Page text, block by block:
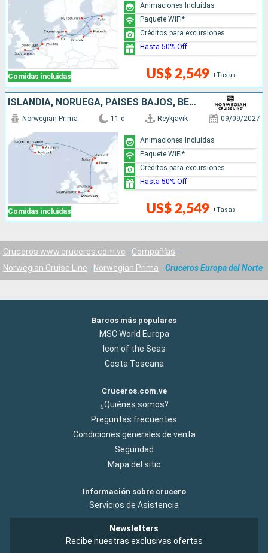
Comidas incluidas US$ 2,549 +Tasas
Animaciones Incluidas
Paquete WiFi*
Créditos para excursiones
Hasta 50% Off
ISLANDIA, NORUEGA, PAISES BAJOS, BÉLGICA, REINO UNIDO
Comidas incluidas
Norwegian Prima 11 d Reykjavik 09/09/2027
US$ 2,549 +Tasas
Animaciones Incluidas
Paquete WiFi*
Créditos para excursiones
Hasta 50% Off
Cruceros www.cruceros.com.ve
Compañías
Norwegian Cruise Line
Norwegian Prima Cruceros Europa del Norte
Barcos más populares
MSC World Europa
Icon of the Seas
Costa Toscana
Cruceros.com.ve
¿Quiénes somos?
Preguntas frecuentes
Condiciones generales de venta
Seguridad
Mapa del sitio
Información sobre crucero
Servicios de Asistencia
Newsletters
Recibe nuestras exclusivas ofertas